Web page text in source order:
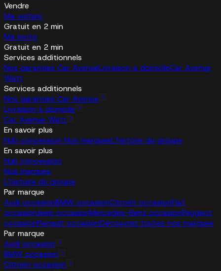
Vendre
Ma voiture
Gratuit en 2 min
Ma moto
Gratuit en 2 min
Services additionnels
Nos garanties Car AvenueLivraison à domicileCar Avenue
Watt
Services additionnels
Nos garanties Car Avenue
Livraison à domicile
Car Avenue Watt
En savoir plus
Hub concession Nos marquesL'histoire du groupe
En savoir plus
Hub concession
Nos marques
L'histoire du groupe
Par marque
Audi occasionBMW occasionCitroën occasionFiat
occasionJeep occasionMercedes-Benz occasionPeugeot
occasionRenault occasionDécouvrez toutes nos marques
Par marque
Audi occasion
BMW occasion
Citroën occasion